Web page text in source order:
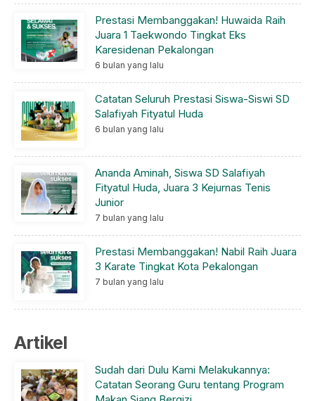
Prestasi Membanggakan! Huwaida Raih
Juara 1 Taekwondo Tingkat Eks
Karesidenan Pekalongan
6 bulan yang lalu
Catatan Seluruh Prestasi Siswa-Siswi SD
Salafiyah Fityatul Huda
6 bulan yang lalu
Ananda Aminah, Siswa SD Salafiyah
Fityatul Huda, Juara 3 Kejurnas Tenis
Junior
7 bulan yang lalu
Prestasi Membanggakan! Nabil Raih Juara
3 Karate Tingkat Kota Pekalongan
7 bulan yang lalu
Artikel
Sudah dari Dulu Kami Melakukannya:
Catatan Seorang Guru tentang Program